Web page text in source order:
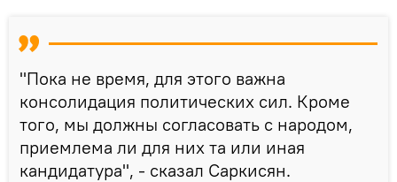
"Пока не время, для этого важна
консолидация политических сил. Кроме
того, мы должны согласовать с народом,
приемлема ли для них та или иная
кандидатура", - сказал Саркисян.